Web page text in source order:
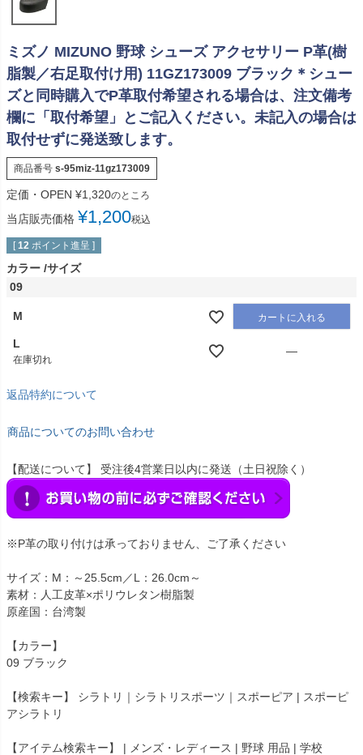
ミズノ MIZUNO 野球 シューズ アクセサリー P革(樹
脂製／右足取付け用) 11GZ173009 ブラック＊シュー
ズと同時購入でP革取付希望される場合は、注文備考
欄に「取付希望」とご記入ください。未記入の場合は
取付せずに発送致します。
商品番号 s-95miz-11gz173009
定価・OPEN ¥1,320のところ
当店販売価格 ¥1,200税込
[ 12 ポイント進呈 ]
カラー サイズ
09
M カートに入れる
L
在庫切れ
—
返品特約について
商品についてのお問い合わせ
【配送について】 受注後4営業日以内に発送（土日祝除く）
※P革の取り付けは承っておりません、ご了承ください
サイズ：M：～25.5cm／L：26.0cm～
素材：人工皮革×ポリウレタン樹脂製
原産国：台湾製
【カラー】
09 ブラック
【検索キー】 シラトリ｜シラトリスポーツ｜スポーピア | スポーピ
アシラトリ
【アイテム検索キー】 | メンズ・レディース | 野球 用品 | 学校